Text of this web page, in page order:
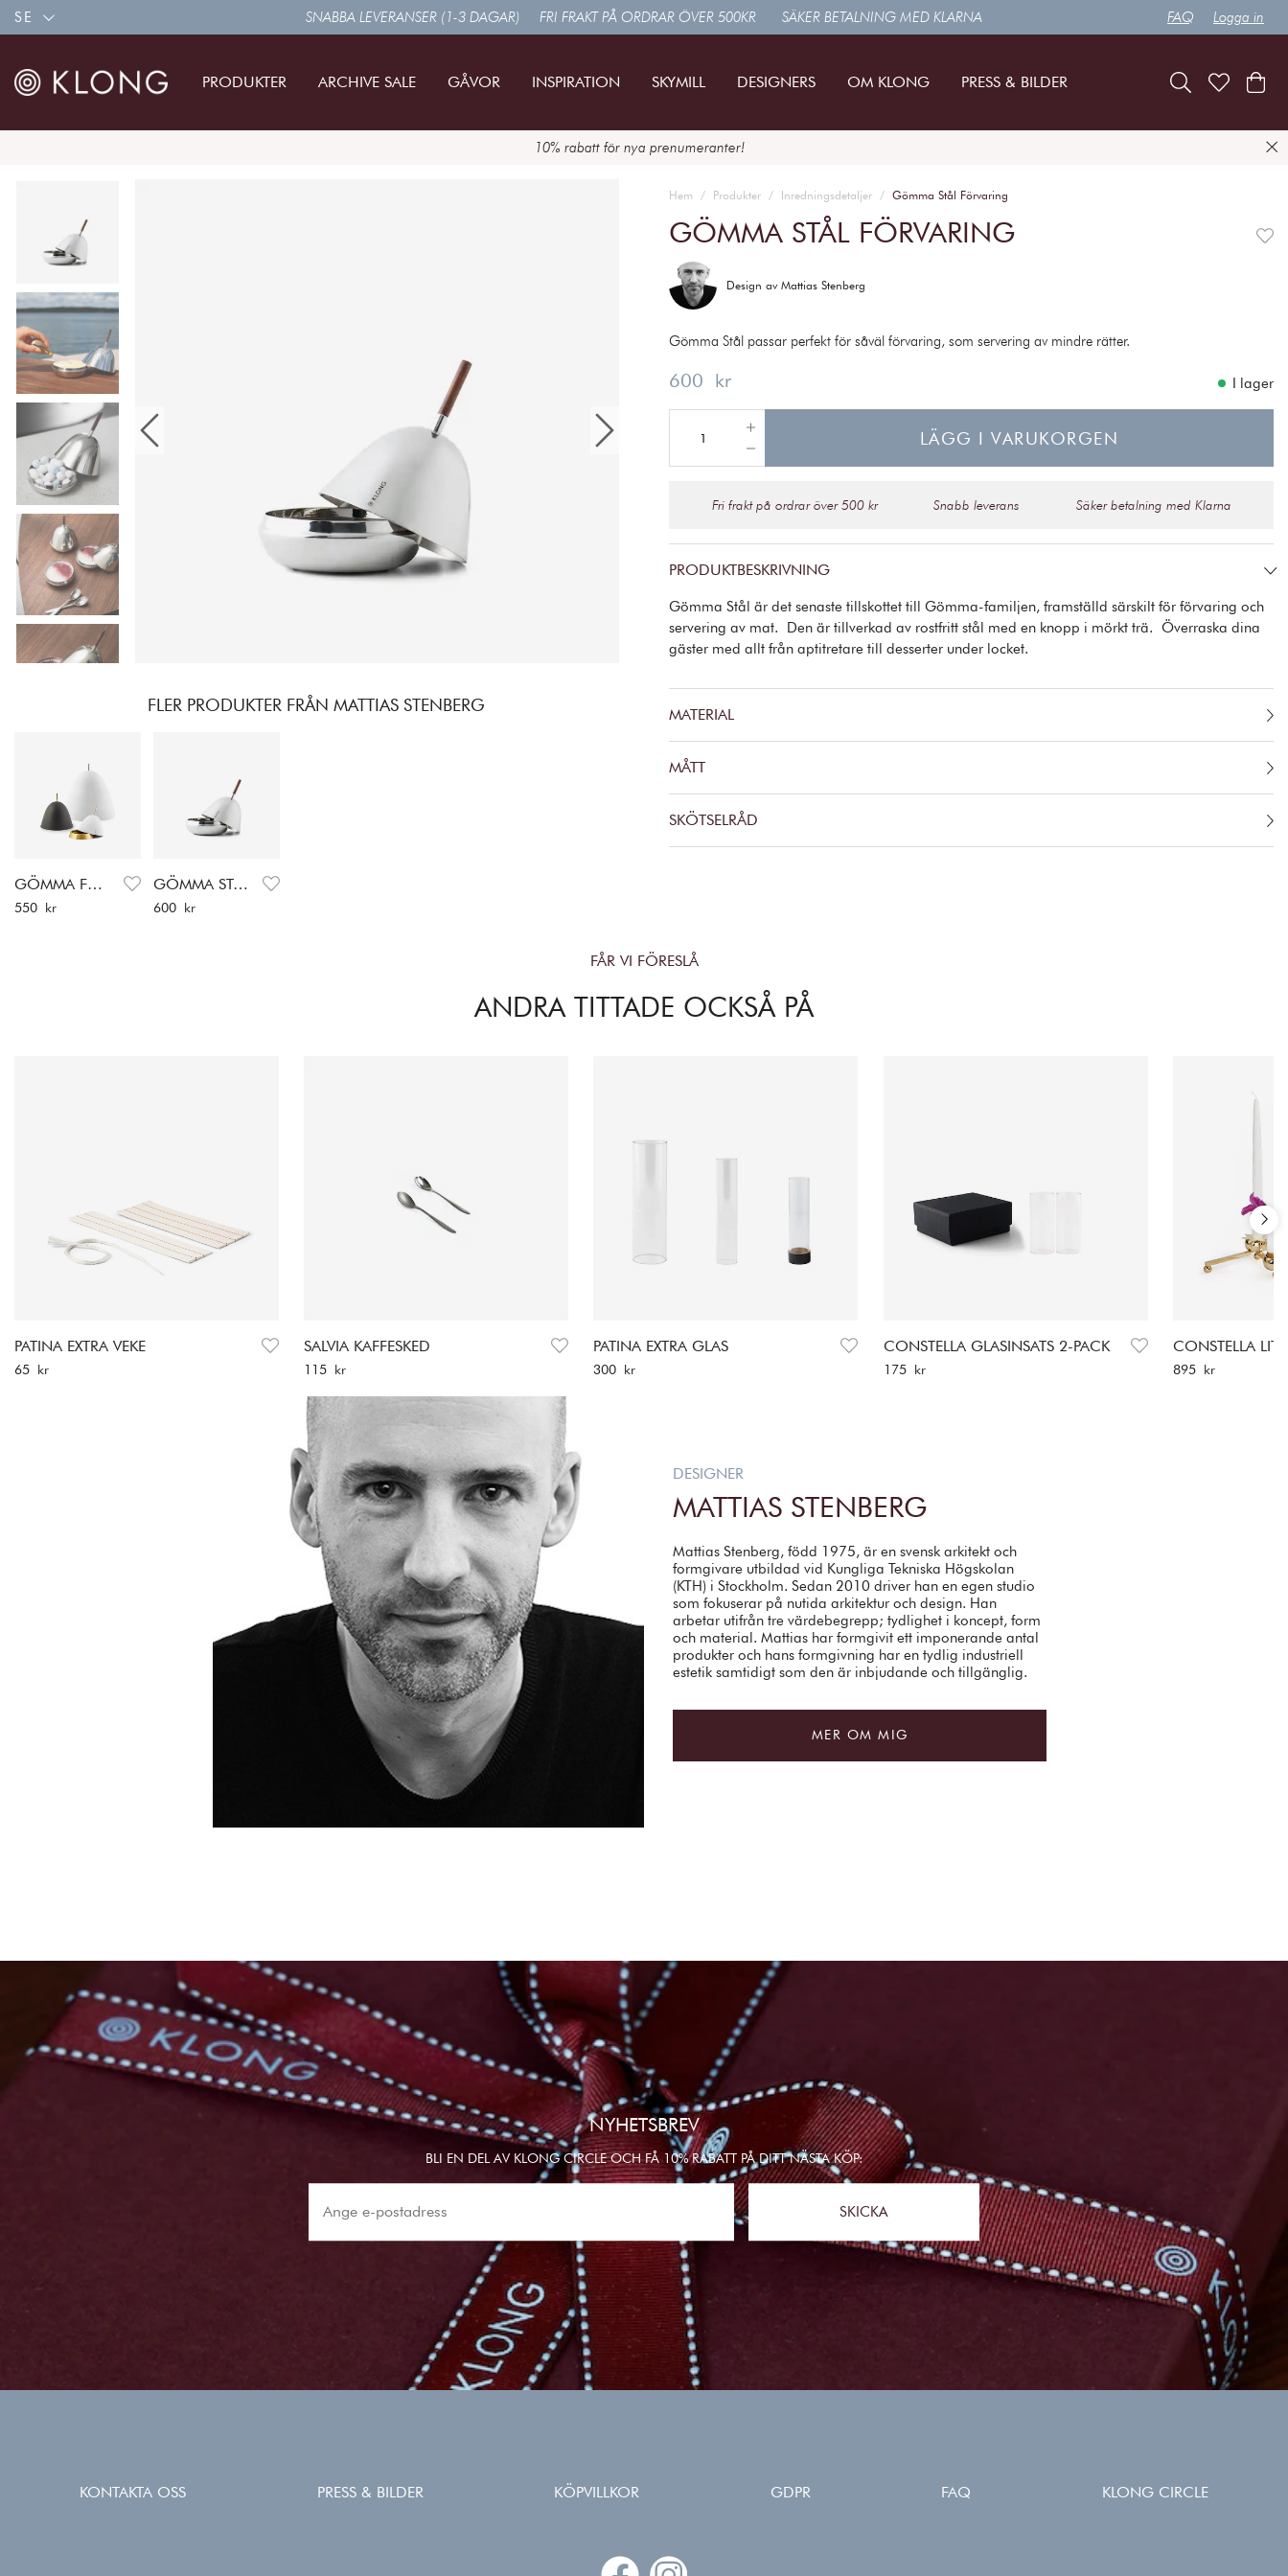
SE SNABBA LEVERANSER (1-3 DAGAR) FRI FRAKT PÅ ORDRAR ÖVER 500KR SÄKER BETALNING MED KLARNA FAQ Logga in
PRODUKTER ARCHIVE SALE GÅVOR INSPIRATION SKYMILL DESIGNERS OM KLONG PRESS & BILDER
10% rabatt för nya prenumeranter!
FLER PRODUKTER FRÅN MATTIAS STENBERG
GÖMMA FÖRVARING
Pris: 550 kr
550 kr
GÖMMA STÅL FÖRVARING
Pris: 600 kr
600 kr
Hem Produkter Inredningsdetaljer Gömma Stål Förvaring
GÖMMA STÅL FÖRVARING
Design av Mattias Stenberg
Gömma Stål passar perfekt för såväl förvaring, som servering av mindre rätter.
Pris:600 kr
600 kr I lager
LÄGG I VARUKORGEN
Fri frakt på ordrar över 500 kr Snabb leverans Säker betalning med Klarna
PRODUKTBESKRIVNING
Gömma Stål är det senaste tillskottet till Gömma-familjen, framställd särskilt för förvaring och
servering av mat. Den är tillverkad av rostfritt stål med en knopp i mörkt trä. Överraska dina
gäster med allt från aptitretare till desserter under locket.
MATERIAL
MÅTT
SKÖTSELRÅD
FÅR VI FÖRESLÅ
ANDRA TITTADE OCKSÅ PÅ
PATINA EXTRA VEKE
Pris :65 kr
65 kr
SALVIA KAFFESKED
Pris: 115 kr
115 kr
PATINA EXTRA GLAS
Pris: 300 kr
300 kr
CONSTELLA GLASINSATS 2-PACK
Pris: 175 kr
175 kr
CONSTELLA
Pris: 895 kr
895 kr
DESIGNER
MATTIAS STENBERG
Mattias Stenberg, född 1975, är en svensk arkitekt och
formgivare utbildad vid Kungliga Tekniska Högskolan
(KTH) i Stockholm. Sedan 2010 driver han en egen studio
som fokuserar på nutida arkitektur och design. Han
arbetar utifrån tre värdebegrepp; tydlighet i koncept, form
och material. Mattias har formgivit ett imponerande antal
produkter och hans formgivning har en tydlig industriell
estetik samtidigt som den är inbjudande och tillgänglig.
MER OM MIG
NYHETSBREV
BLI EN DEL AV KLONG CIRCLE OCH FÅ 10% RABATT PÅ DITT NÄSTA KÖP:
SKICKA
KONTAKTA OSS PRESS & BILDER KÖPVILLKOR GDPR FAQ KLONG CIRCLE